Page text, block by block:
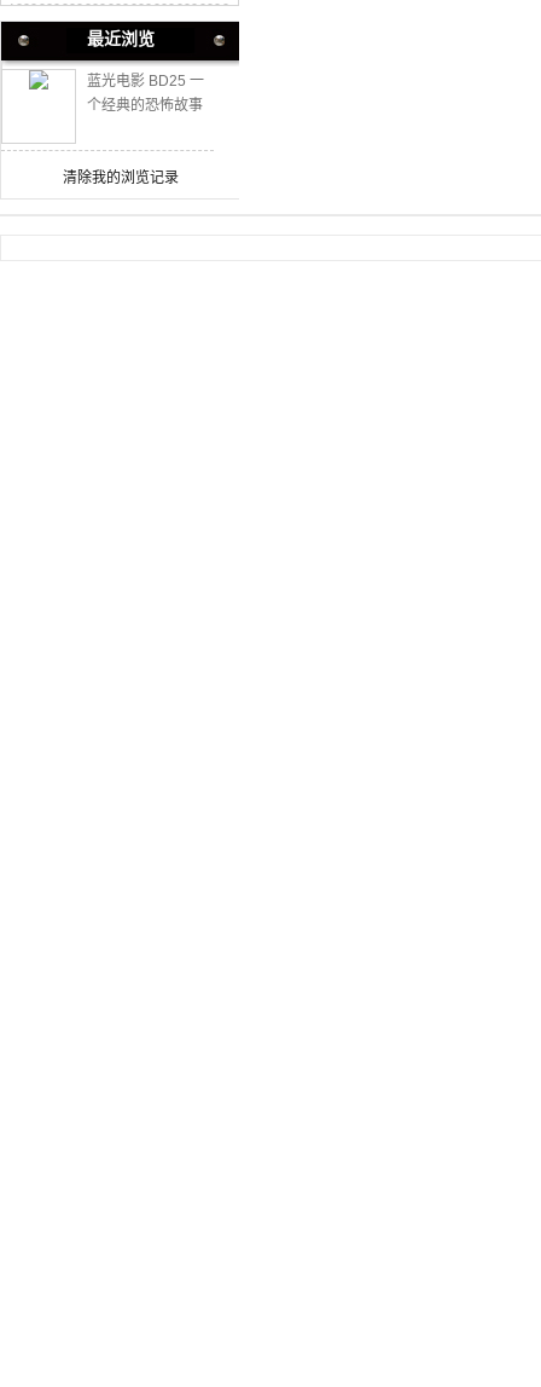
最近浏览
蓝光电影 BD25 一
个经典的恐怖故事
悚恐怖大作
清除我的浏览记录